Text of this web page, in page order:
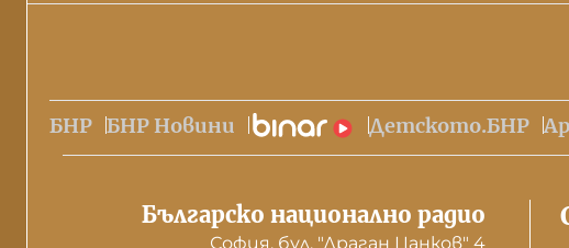
БНР БНР Новини Детското.БНР
Българско национално радио
София, бул. "Драган Цанков" 4